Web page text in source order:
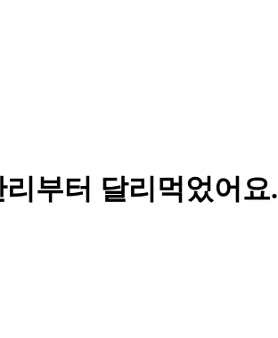
부터 달리먹었어요.